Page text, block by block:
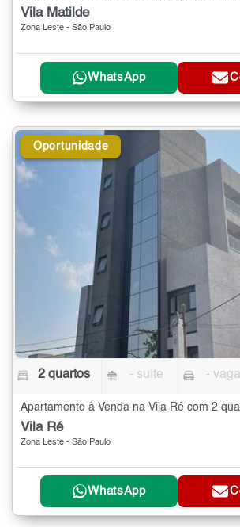
Vila Matilde
Zona Leste - São Paulo
WhatsApp
Oportunidade
2 quartos - suíte - vaga
Apartamento à Venda na Vila Ré com 2
Vila Ré
Zona Leste - São Paulo
WhatsApp